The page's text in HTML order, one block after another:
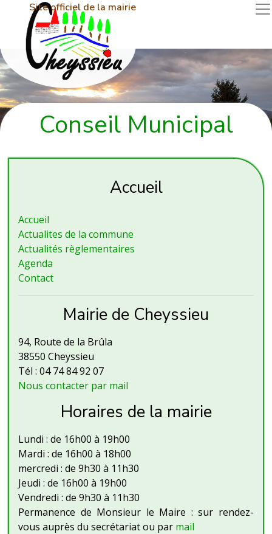
Site officiel de la mairie
Conseil Municipal
Accueil
Accueil
Actualites de la commune
Actualités règlementaires
Agenda
Contact
Mairie de Cheyssieu
94, Route de la Brûla
38550 Cheyssieu
Tél : 04 74 84 92 07
Nous contacter par mail
Horaires de la mairie
Lundi : de 16h00 à 19h00
Mardi : de 16h00 à 18h00
mercredi : de 9h30 à 11h30
Jeudi : de 16h00 à 19h00
Vendredi : de 9h30 à 11h30
Permanence de Monsieur le Maire : sur rendez-
vous auprès du secrétariat ou par mail